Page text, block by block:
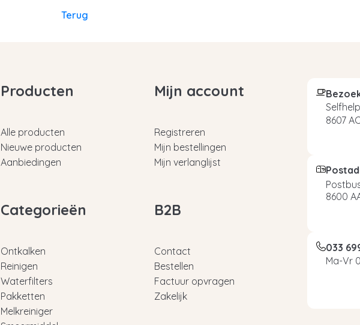
Terug
Producten
Alle producten
Nieuwe producten
Aanbiedingen
Categorieën
Ontkalken
Reinigen
Waterfilters
Pakketten
Melkreiniger
Mijn account
Registreren
Mijn bestellingen
Mijn verlanglijst
B2B
Contact
Bestellen
Factuur opvragen
Zakelijk
8607
8600
033
Ma-Vr